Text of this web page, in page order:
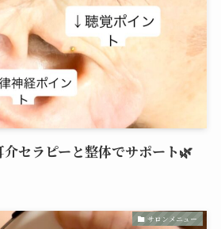
セラピーと整体でサポート🌿
サロンメニュー